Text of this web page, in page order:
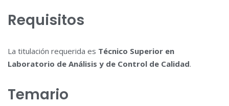
Requisitos
La titulación requerida es Técnico Superior en
Laboratorio de Análisis y de Control de Calidad.
Temario